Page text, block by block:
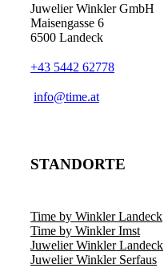
Juwelier Winkler GmbH
Maisengasse 6
6500 Landeck
+43 5442 62778
info@time.at
STANDORTE
Time by Winkler Landeck
Time by Winkler Imst
Juwelier Winkler Landeck
Juwelier Winkler Serfaus